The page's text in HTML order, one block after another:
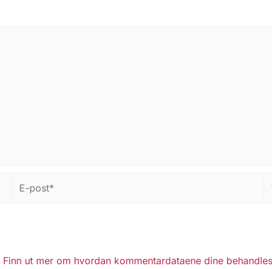
post*
Finn ut mer om hvordan kommentardataene dine